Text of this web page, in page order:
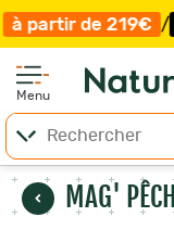
que 23
Menu
MAG'